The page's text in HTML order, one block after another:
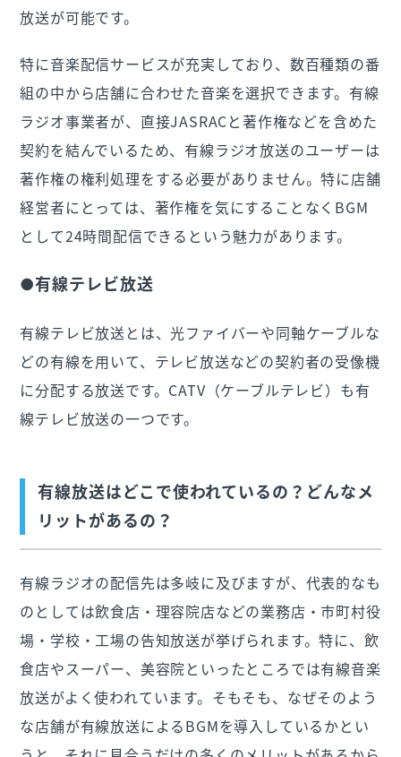
放送が可能です。
特に音楽配信サービスが充実しており、数百種類の番
組の中から店舗に合わせた音楽を選択できます。有線
ラジオ事業者が、直接JASRACと著作権などを含めた
契約を結んでいるため、有線ラジオ放送のユーザーは
著作権の権利処理をする必要がありません。特に店舗
経営者にとっては、著作権を気にすることなくBGM
として24時間配信できるという魅力があります。
●有線テレビ放送
有線テレビ放送とは、光ファイバーや同軸ケーブルな
どの有線を用いて、テレビ放送などの契約者の受像機
に分配する放送です。CATV（ケーブルテレビ）も有
線テレビ放送の一つです。
有線放送はどこで使われているの？どんなメ
リットがあるの？
有線ラジオの配信先は多岐に及びますが、代表的なも
のとしては飲食店・理容院店などの業務店・市町村役
場・学校・工場の告知放送が挙げられます。特に、飲
食店やスーパー、美容院といったところでは有線音楽
放送がよく使われています。そもそも、なぜそのよう
な店舗が有線放送によるBGMを導入しているかとい